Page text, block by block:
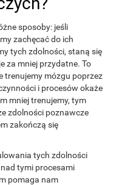
sposoby: jeśli
zachęcać do ich
tych zdolności, staną się
za mniej przydatne. To
trenujemy mózgu poprzez
i procesów okaże
mniej trenujemy, tym
zdolności poznawcze
zakończą się
tych zdolności
tymi procesami
pomaga nam